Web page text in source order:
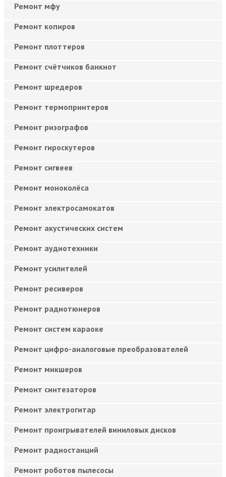
Ремонт мфу
Ремонт копиров
Ремонт плоттеров
Ремонт счётчиков банкнот
Ремонт шредеров
Ремонт термопринтеров
Ремонт ризографов
Ремонт гироскутеров
Ремонт сигвеев
Ремонт моноколёса
Ремонт электросамокатов
Ремонт акустических систем
Ремонт аудиотехники
Ремонт усилителей
Ремонт ресиверов
Ремонт радиотюнеров
Ремонт систем караоке
Ремонт цифро-аналоговые преобразователей
Ремонт микшеров
Ремонт синтезаторов
Ремонт электрогитар
Ремонт проигрывателей виниловых дисков
Ремонт радиостанций
Ремонт роботов пылесосы